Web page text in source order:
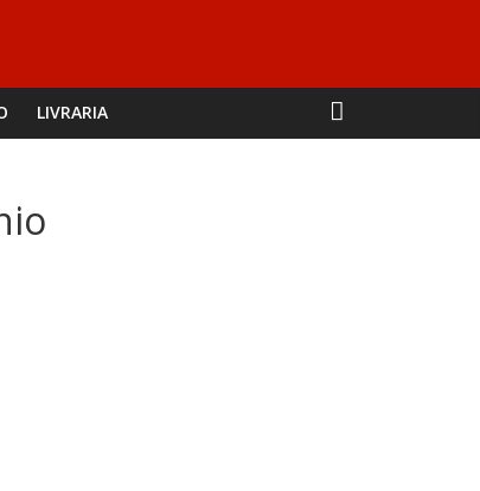
LIVRARIA